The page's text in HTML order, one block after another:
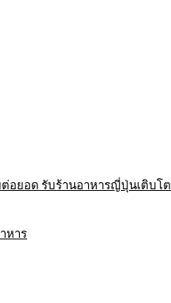
อยอด รับร้านอาหารญี่ปุ่นเติบโต
หาร